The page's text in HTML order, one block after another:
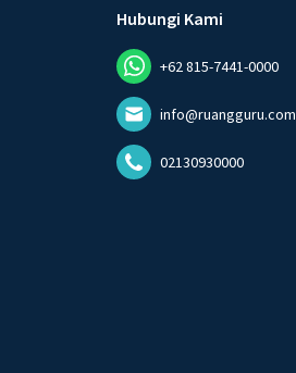
Hubungi Kami
+62 815-7441-0000
info@ruangguru.com
02130930000